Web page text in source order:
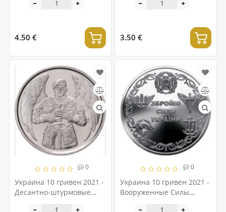
Украины
4.50 € 3.50 €
0
Украина 10 гривен 2021 -
Десантно-штурмовые
0
Украина 10 гривен 2021 -
Вооруженные Силы